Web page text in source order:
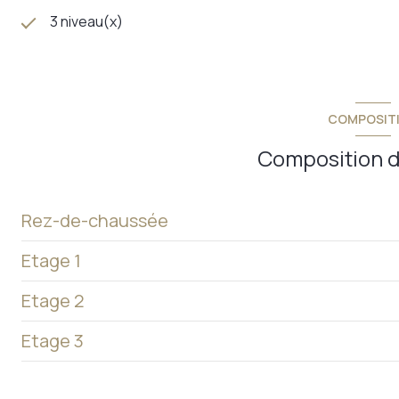
3 niveau(x)
Composition
Rez-de-chaussée
Etage 1
pièce à vivre
salle de bain
Etage 2
cuisine
Etage 3